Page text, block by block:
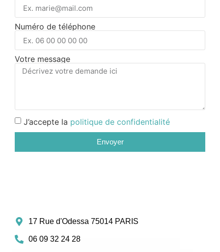
Numéro de téléphone
Votre message
J’accepte la politique de confidentialité
Envoyer
17 Rue d'Odessa 75014 PARIS
06 09 32 24 28